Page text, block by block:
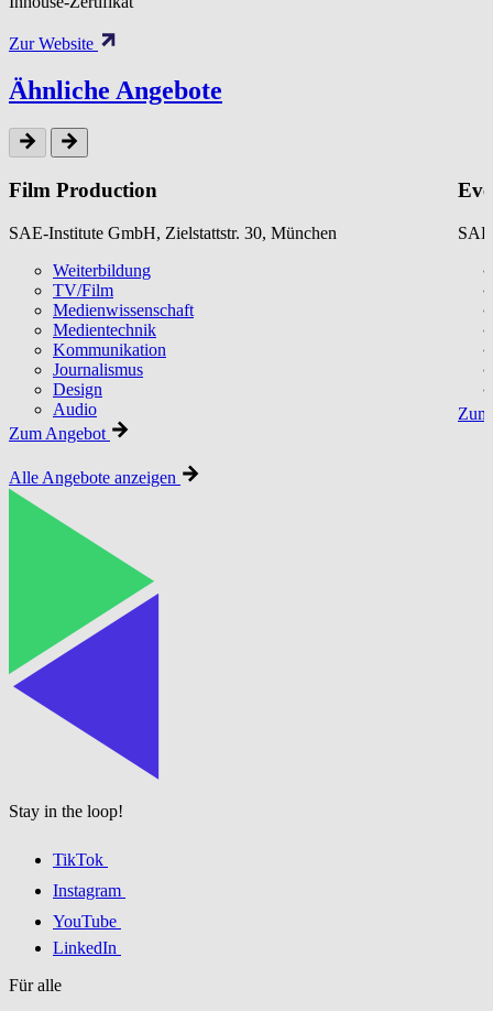
Zur Website
Ähnliche Angebote
Film Production
SAE-Institute GmbH, Zielstattstr. 30, München
Weiterbildung
TV/Film
Medienwissenschaft
Medientechnik
Kommunikation
Journalismus
Design
Audio
Zum Angebot
Alle Angebote anzeigen
Stay in the loop!
TikTok
Instagram
YouTube
LinkedIn
Für alle